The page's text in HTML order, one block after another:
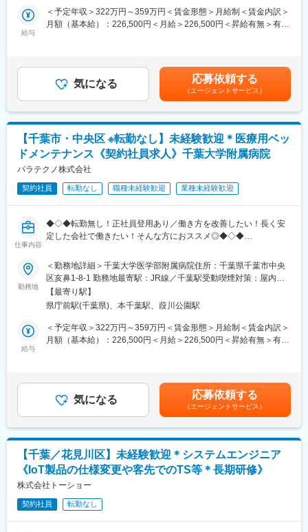
し、現在では石膏ギプス包帯のスタンダードとなっています。こ
の開発に込められた創業者や社員の志が、アルケアの全ての原点
（4）：病棟で使用している柵やマットレスの交換
（5）：パートスタッフの業務指導・教育、シフト作成
（6）：（1）～（4）の事務作業・管理
【求人の魅力】
■フォロー体制：
同社は医療用介護ベッド業界の最大手(シェアNo1)であるパラマウ
ントHDの中核企業となります。加えて、業務で扱う製品は機械は
パラマウント製品が主となり、業界最高峰の製品や技術に触れる
【同社について】
同社は医療介護用ベッド国内No1シェアを有するパラマウントベ
国内において約7割の業界TOPシェアを誇り海外でも高いシェアを
獲得しています。
変更の範囲：会社の定める業務
給与
＜予定年収＞322万円～359万円＜賃金形態＞月給制＜賃金内訳＞
月額（基本給）：226,500円＜月給＞226,500円＜昇給有無＞有＜
安の金額であり、選考を通じて上下する可能性があります。月給
(月額)は固定手当を含めた表記です。
気になる 応募依頼する
（エージェントサービス）
【千葉市・中央区 ※転勤なし】未経験歓迎＊医療用ベッ
ドメンテナンス《契約社員求人》千葉大学附属病院
パラテクノ株式会社
契約社員 転勤なし 職種未経験歓迎 業種未経験歓迎
仕事内容
◆◇◆転勤無し！正社員登用あり／働き方を改善したい！長く安
定した会社で働きたい！そんな方におススメ◎◆◇◆
【業務概要】
パラマウントベッド社製品を中心とした医療用ベッドのメンテナ
ンス作業、ベッドの使用方法説明や製品紹介等をお任せ致しま
す。
【業務内容】
（1）：床頭台(テレビ・冷蔵庫・Wi-Fi・テレビ台・契約管理シス
テム)の保守業務
（2）：入院案内業務（入院セット・テレビセット・おむつセッ
（4）：退院時清掃業務（清掃計画立案・パートスタッフ管理・清
掃品質管理）
（5）：ベッドセンター業務（管理対象備品の定期点検・修理・備
（7）：慣れてきたら、病院への当社サービスのご紹介、及び病院
のニーズと課題解決に向けた活動
【求人の魅力】
のOJT研修を用意しておりますのでご安心ください。
■扱う製品について：同社は医療用介護ベッド業界の最大手(シェ
勤務地
＜勤務地詳細＞千葉大学医学部附属病院住所：千葉県千葉市中央
区亥鼻1-8-1 勤務地最寄駅：JR線／千葉駅受動喫煙対策：屋内全
面禁煙変更の範囲：会社の定める事業所
【最寄り駅】
県庁前駅(千葉県)、本千葉駅、葭川公園駅
給与
＜予定年収＞322万円～359万円＜賃金形態＞月給制＜賃金内訳＞
月額（基本給）：226,500円＜月給＞226,500円＜昇給有無＞有＜
安の金額であり、選考を通じて上下する可能性があります。月給
(月額)は固定手当を含めた表記です。
気になる 応募依頼する
（エージェントサービス）
【千葉／花見川区】未経験歓迎＊システムエンジニア
《IoT製品の仕様変更や客先でのTS等＊長期研修》
株式会社トーショー
契約社員 転勤なし